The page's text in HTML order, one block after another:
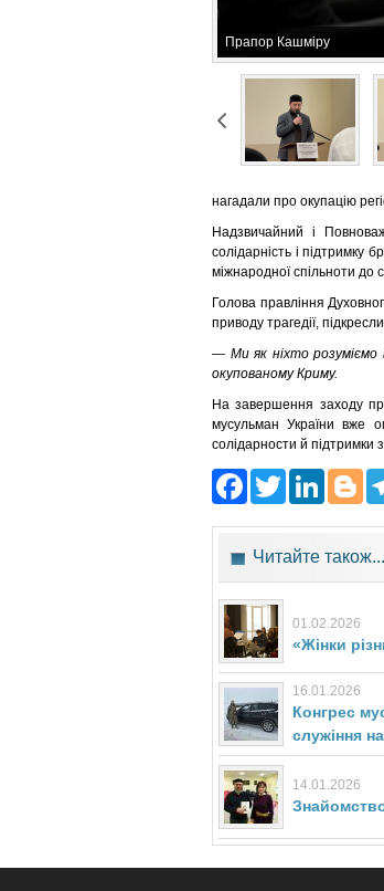
Прапор Кашміру
нагадали про окупацію
Надзвичайний і
солідарність і підтримку
міжнародної спільноти до
Голова правління
приводу трагедії,
— Ми як ніхто розуміємо
окупованому Криму.
На завершення заходу
мусульман України вже
солідарности й підтримки
Читайте також...
01.02.2026
«Жінки
16.01.2026
Конгрес
служіння
14.01.2026